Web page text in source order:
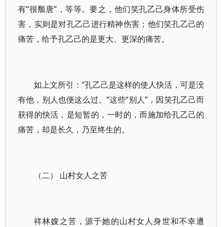
有“很颓唐”，等等。要之，他们笑孔乙己身体所受伤
害，实则是对孔乙己进行精神伤害；他们笑孔乙己的
痛苦，给予孔乙己的是更大、更深的痛苦。
如上文所引：“孔乙己是这样的使人快活，可是没
有他，别人也便这么过。”这些“别人”，因笑孔乙己而
获得的快活，是短暂的，一时的，而施加给孔乙己的
痛苦，却是长久，乃至终生的。
（二） 山村女人之苦
祥林嫂之苦，源于她的山村女人身世和不幸遭